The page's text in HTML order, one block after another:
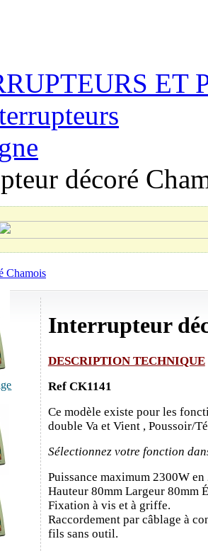
ET
décoré
Chamois
Interrupteur
DESCRIPTION TECHNIQUE
Ref CK1141
Ce modèle existe pour les
double Va et Vient , Poussoir/
Sélectionnez votre fonction
Puissance maximum 2300W
Hauteur 80mm Largeur 80mm
Fixation à vis et à griffe.
Raccordement par câblage à
fils sans outil.